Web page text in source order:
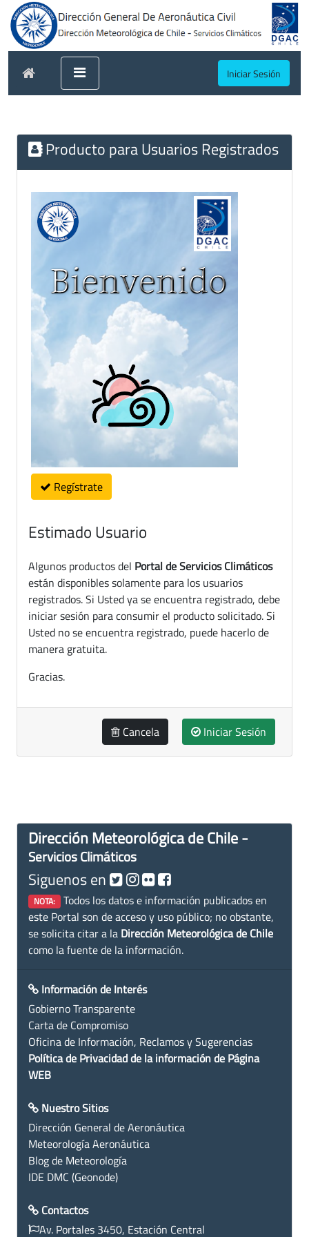
Iniciar Sesión
Producto para Usuarios Registrados
Regístrate
Estimado Usuario
Algunos productos del Portal de Servicios Climáticos
están disponibles solamente para los usuarios
registrados. Si Usted ya se encuentra registrado, debe
iniciar sesión para consumir el producto solicitado. Si
Usted no se encuentra registrado, puede hacerlo de
manera gratuita.
Gracias.
Cancela Iniciar Sesión
Dirección Meteorológica de Chile -
Servicios Climáticos
Siguenos en
NOTA: Todos los datos e información publicados en
este Portal son de acceso y uso público; no obstante,
se solicita citar a la Dirección Meteorológica de Chile
como la fuente de la información.
Información de Interés
Gobierno Transparente
Carta de Compromiso
Oficina de Información, Reclamos y Sugerencias
Política de Privacidad de la información de Página
WEB
Nuestro Sitios
Dirección General de Aeronáutica
Meteorología Aeronáutica
Blog de Meteorología
IDE DMC (Geonode)
Contactos
Av. Portales 3450, Estación Central